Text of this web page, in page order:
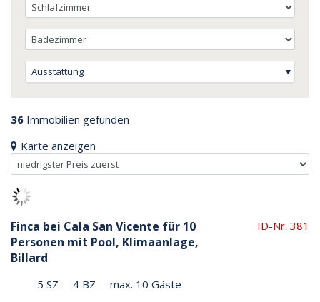
Ausstattung
36 Immobilien gefunden
Karte anzeigen
Finca bei Cala San Vicente für 10
Personen mit Pool, Klimaanlage,
Billard
ID-Nr. 381
5 SZ 4 BZ
max. 10 Gäste